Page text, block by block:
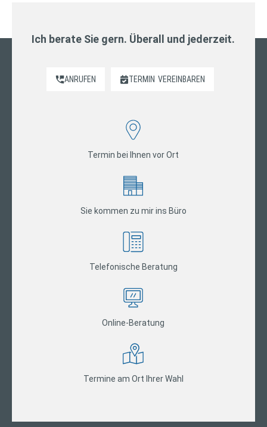
Ich berate Sie gern. Überall und jederzeit.
ANRUFEN TERMIN VEREINBAREN
Termin bei Ihnen vor Ort
Sie kommen zu mir ins Büro
Telefonische Beratung
Online-Beratung
Termine am Ort Ihrer Wahl